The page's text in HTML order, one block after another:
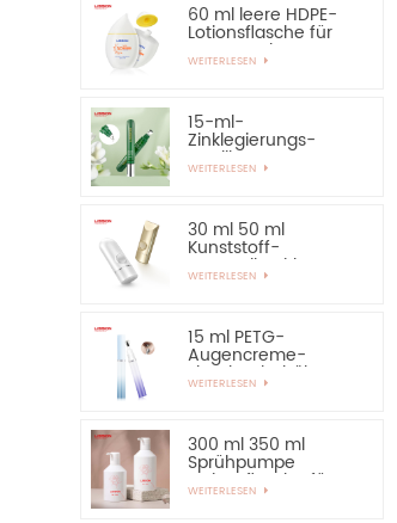
60 ml leere HDPE-
Lotionsflasche für
Sonnenschutz –
sehr zu empfehlen
WEITERLESEN
15-ml-
Zinklegierungs-
Applikator-Augen-
Essential-Serum-
WEITERLESEN
30 ml 50 ml
Kunststoff-
Kosmetik-Airless-
Flasche,
WEITERLESEN
15 ml PETG-
Augencreme-
Flaschenbehälter
mit Applikator aus
WEITERLESEN
300 ml 350 ml
Sprühpumpe
Lotionsflasche für
Shampoo
WEITERLESEN